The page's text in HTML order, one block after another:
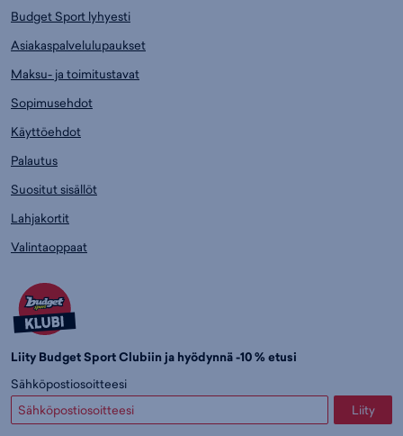
Budget Sport lyhyesti
Asiakaspalvelulupaukset
Maksu- ja toimitustavat
Sopimusehdot
Käyttöehdot
Palautus
Suositut sisällöt
Lahjakortit
Valintaoppaat
Liity Budget Sport Clubiin ja hyödynnä -10 % etusi
Sähköpostiosoitteesi
Liity